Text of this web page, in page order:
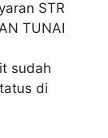
STR
TUNAI
sudah
di